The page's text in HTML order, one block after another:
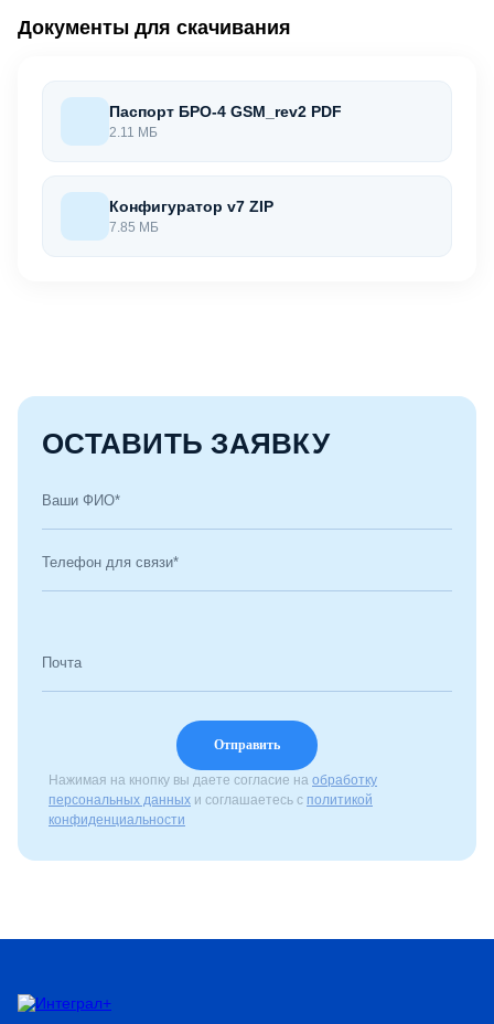
Документы для скачивания
Паспорт БРО-4 GSM_rev2 PDF
2.11 МБ
Конфигуратор v7 ZIP
7.85 МБ
ОСТАВИТЬ ЗАЯВКУ
Ваши ФИО*
Телефон для связи*
Почта
Нажимая на кнопку вы даете согласие на обработку
персональных данных и соглашаетесь с политикой
конфиденциальности